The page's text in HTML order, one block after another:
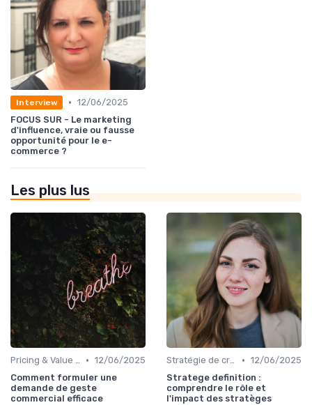
Interview • 12/06/2025
FOCUS SUR - Le marketing
d'influence, vraie ou fausse
opportunité pour le e-
commerce ?
Les plus lus
Pricing & Value Proposition • 12/06/2025
Comment formuler une
demande de geste
commercial efficace
Stratégie de croissance B2B • 12/06/2025
Stratege definition :
comprendre le rôle et
l'impact des stratèges